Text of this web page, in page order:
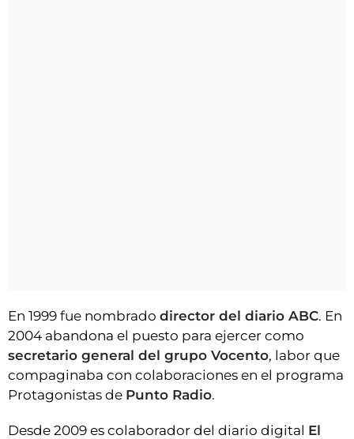
En 1999 fue nombrado director del diario ABC. En
2004 abandona el puesto para ejercer como
secretario general del grupo Vocento, labor que
compaginaba con colaboraciones en el programa
Protagonistas de Punto Radio.
Desde 2009 es colaborador del diario digital El